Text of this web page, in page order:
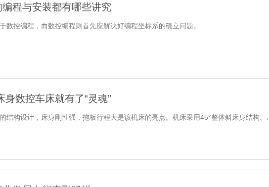
程与安装都有哪些讲究
数控编程，而数控编程则首先应解决好编程坐标系的确立问题。...
数控车床就有了“灵魂”
结构设计，床身刚性强，拖板行程大是该机床的亮点。机床采用45°整体斜床身结构。...